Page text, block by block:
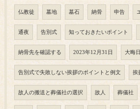
仏教徒 墓地 墓石 納骨 申告
通夜 告別式 知っておきたいポイント
納骨先を確認する 2023年12月31日 大晦日
告別式で失敗しない挨拶のポイントと例文 挨
故人の搬送と葬儀社の選択 故人 葬儀社